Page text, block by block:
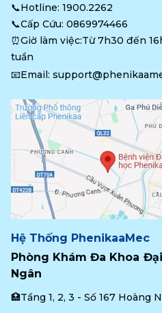
📞Hotline: 1900.2262
📞Cấp Cứu: 0869974466
⏰Giờ làm việc:Từ 7h30 đến
tuần
📧Email:
Hệ Thống PhenikaaMec
Phòng Khám Đa Khoa
Ngân
🏥Tầng 1, 2, 3 - Số 167 Hoàng